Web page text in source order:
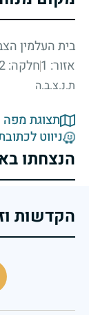
בית העלמין
אזור: 1
חלקה: 12
ת.נ.צ.ב.ה
תצוגת מפה
ניווט
הנצחתו
הקדשות